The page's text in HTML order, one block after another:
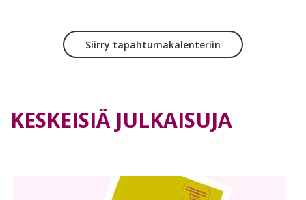
Siirry tapahtumakalenteriin
KESKEISIÄ JULKAISUJA